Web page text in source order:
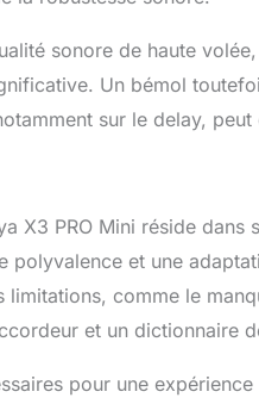
sonore de haute
Un bémol
sur le delay,
X3 PRO Mini réside
polyvalence et une
limitations, comme le
et un dictionnaire
pour une